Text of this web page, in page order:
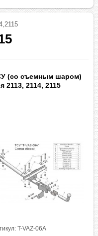
(со съемным шаром)
2113, 2114, 2115
T-VAZ-06A